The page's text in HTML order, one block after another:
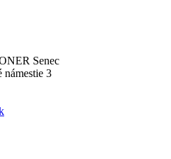
Senec
námestie 3